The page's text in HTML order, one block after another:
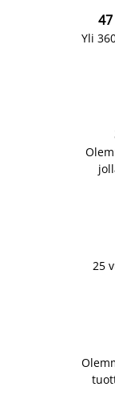
Yli
25